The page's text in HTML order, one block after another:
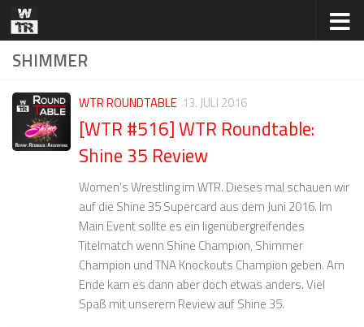
Zum Inhalt springen
SHIMMER
WTR ROUNDTABLE 13. JULI 2016
[WTR #516] WTR Roundtable:
Shine 35 Review
Women’s Wrestling im WTR. Dieses mal schauen wir
auf die Shine 35 Supercard aus dem Juni 2016. Im
Main Event sollte es ein ligenübergreifendes
Titelmatch wenn Shine Champion, Shimmer
Champion und TNA Knockouts Champion geben. Am
Ende kam es dann aber doch etwas anders. Viel
Spaß mit unserem Review auf Shine 35.